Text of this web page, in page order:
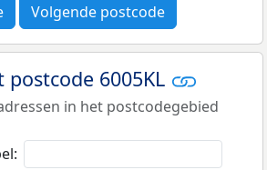
Volgende postcode
postcode 6005KL
in het postcodegebied